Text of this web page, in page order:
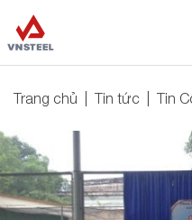
Trang chủ Tin tức Tin